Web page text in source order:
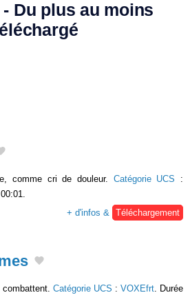
Du plus au moins
comme cri de douleur. Catégorie UCS :
+ d'infos &
Téléchargement
combattent. Catégorie UCS : VOXEfrt. Durée